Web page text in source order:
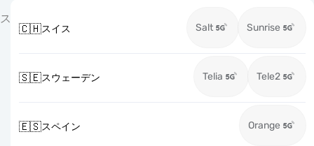
ス
🇨🇭スイス Salt Sunrise
🇸🇪スウェーデン Telia Tele2
🇪🇸スペイン Orange